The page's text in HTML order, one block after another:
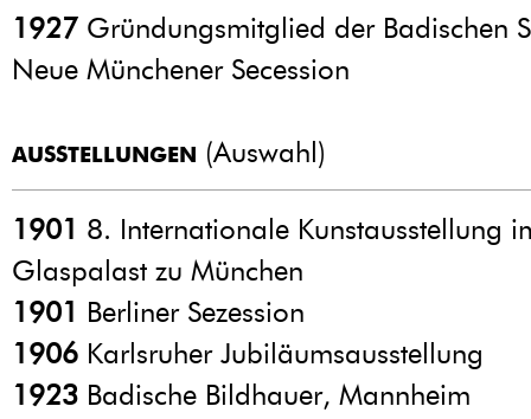
1927 Gründungsmitglied der Badischen
Neue Münchener Secession
AUSSTELLUNGEN (Auswahl)
1901 8. Internationale Kunstausstellung
Glaspalast zu München
1901 Berliner Sezession
1906 Karlsruher Jubiläumsausstellung
1923 Badische Bildhauer, Mannheim